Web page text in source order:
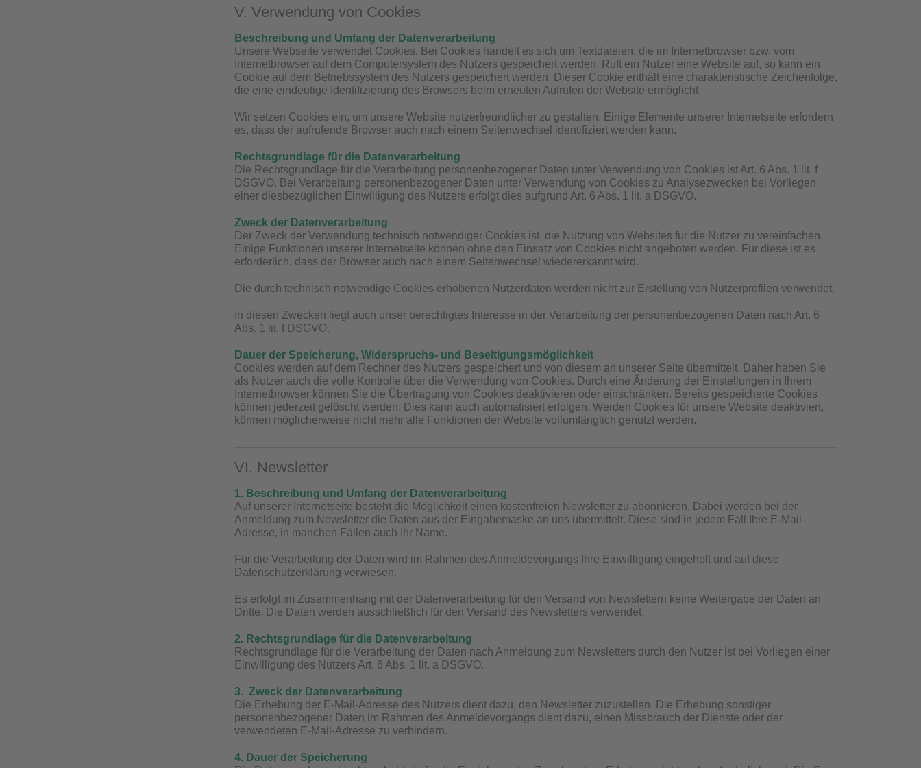
V. Verwendung von Cookies
Beschreibung und Umfang der Datenverarbeitung
Unsere Webseite verwendet Cookies. Bei Cookies handelt es sich um Textdateien, die im Internetbrowser bzw. vom
Internetbrowser auf dem Computersystem des Nutzers gespeichert werden. Ruft ein Nutzer eine Website auf, so kann ein
Cookie auf dem Betriebssystem des Nutzers gespeichert werden. Dieser Cookie enthält eine charakteristische Zeichenfolge,
die eine eindeutige Identifizierung des Browsers beim erneuten Aufrufen der Website ermöglicht.
Wir setzen Cookies ein, um unsere Website nutzerfreundlicher zu gestalten. Einige Elemente unserer Internetseite erfordern
es, dass der aufrufende Browser auch nach einem Seitenwechsel identifiziert werden kann.
Rechtsgrundlage für die Datenverarbeitung
Die Rechtsgrundlage für die Verarbeitung personenbezogener Daten unter Verwendung von Cookies ist Art. 6 Abs. 1 lit. f
DSGVO. Bei Verarbeitung personenbezogener Daten unter Verwendung von Cookies zu Analysezwecken bei Vorliegen
einer diesbezüglichen Einwilligung des Nutzers erfolgt dies aufgrund Art. 6 Abs. 1 lit. a DSGVO.
Zweck der Datenverarbeitung
Der Zweck der Verwendung technisch notwendiger Cookies ist, die Nutzung von Websites für die Nutzer zu vereinfachen.
Einige Funktionen unserer Internetseite können ohne den Einsatz von Cookies nicht angeboten werden. Für diese ist es
erforderlich, dass der Browser auch nach einem Seitenwechsel wiedererkannt wird.
Die durch technisch notwendige Cookies erhobenen Nutzerdaten werden nicht zur Erstellung von Nutzerprofilen verwendet.
In diesen Zwecken liegt auch unser berechtigtes Interesse in der Verarbeitung der personenbezogenen Daten nach Art. 6
Abs. 1 lit. f DSGVO.
Dauer der Speicherung, Widerspruchs- und Beseitigungsmöglichkeit
Cookies werden auf dem Rechner des Nutzers gespeichert und von diesem an unserer Seite übermittelt. Daher haben Sie
als Nutzer auch die volle Kontrolle über die Verwendung von Cookies. Durch eine Änderung der Einstellungen in Ihrem
Internetbrowser können Sie die Übertragung von Cookies deaktivieren oder einschränken. Bereits gespeicherte Cookies
können jederzeit gelöscht werden. Dies kann auch automatisiert erfolgen. Werden Cookies für unsere Website deaktiviert,
können möglicherweise nicht mehr alle Funktionen der Website vollumfänglich genutzt werden.
VI. Newsletter
1. Beschreibung und Umfang der Datenverarbeitung
Auf unserer Internetseite besteht die Möglichkeit einen kostenfreien Newsletter zu abonnieren. Dabei werden bei der
Anmeldung zum Newsletter die Daten aus der Eingabemaske an uns übermittelt. Diese sind in jedem Fall Ihre E-Mail-
Adresse, in manchen Fällen auch Ihr Name.
Für die Verarbeitung der Daten wird im Rahmen des Anmeldevorgangs Ihre Einwilligung eingeholt und auf diese
Datenschutzerklärung verwiesen.
Es erfolgt im Zusammenhang mit der Datenverarbeitung für den Versand von Newslettern keine Weitergabe der Daten an
Dritte. Die Daten werden ausschließlich für den Versand des Newsletters verwendet.
2. Rechtsgrundlage für die Datenverarbeitung
Rechtsgrundlage für die Verarbeitung der Daten nach Anmeldung zum Newsletters durch den Nutzer ist bei Vorliegen einer
Einwilligung des Nutzers Art. 6 Abs. 1 lit. a DSGVO.
3. Zweck der Datenverarbeitung
Die Erhebung der E-Mail-Adresse des Nutzers dient dazu, den Newsletter zuzustellen. Die Erhebung sonstiger
personenbezogener Daten im Rahmen des Anmeldevorgangs dient dazu, einen Missbrauch der Dienste oder der
verwendeten E-Mail-Adresse zu verhindern.
4. Dauer der Speicherung